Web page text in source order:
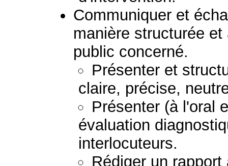
Communiquer et
manière structurée
public concerné.
Présenter et
claire, précise,
Présenter (à l'oral
évaluation
interlocuteurs.
Rédiger un